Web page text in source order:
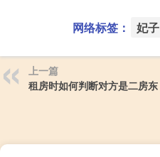
网络标签： 妃子
上一篇
租房时如何判断对方是二房东